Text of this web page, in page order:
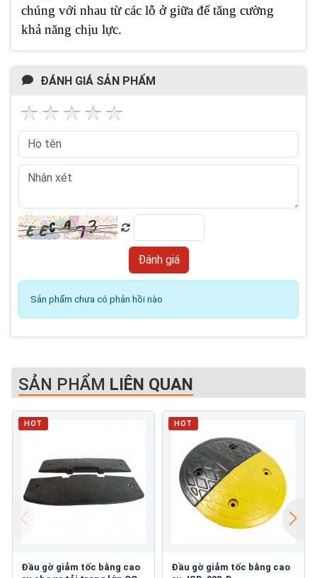
chúng với nhau từ các lỗ ở giữa để tăng cường
khả năng chịu lực.
ĐÁNH GIÁ SẢN PHẨM
Sản phẩm chưa có phản hồi nào
SẢN PHẨM LIÊN QUAN
HOT
Đầu gờ giảm tốc bằng cao
HOT
Đầu gờ giảm tốc bằng cao